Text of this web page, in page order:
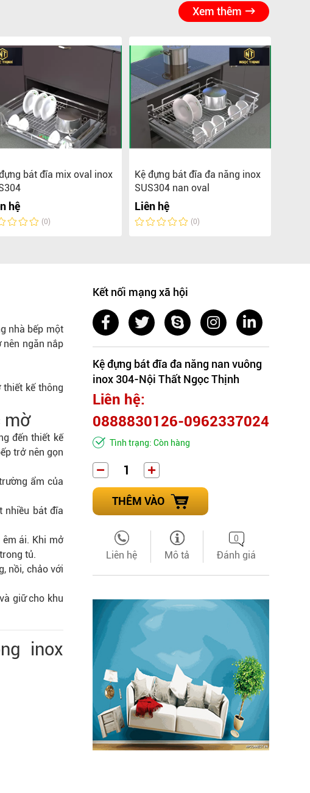
Xem thêm
bát đĩa mix oval inox
hệ
(0)
Kệ đựng bát đĩa đa năng inox
SUS304 nan oval
Liên hệ
(0)
nhà bếp một
nên ngăn nắp
thiết kế thông
mờ
đến thiết kế
trở nên gọn
ẩm của
nhiều bát đĩa
ái. Khi mở
tủ.
nồi, chảo với
giữ cho khu
inox
Kết nối mạng xã hội
Kệ đựng bát đĩa đa năng nan vuông
inox 304-Nội Thất Ngọc Thịnh
Liên hệ:
0888830126-0962337024
Tình trạng: Còn hàng
THÊM VÀO
Liên hệ Mô tả
0
Đánh giá